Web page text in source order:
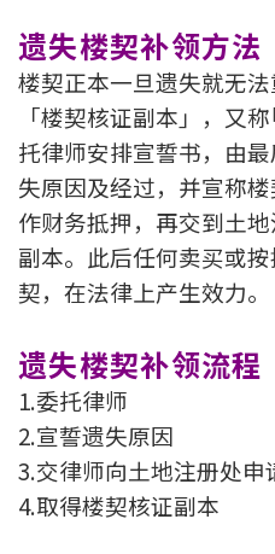
按市新闻
统计数据库
按揭快趣智识
按揭智库
楼按专栏
按揭百科
实时银行资讯
装修·保险优惠
免费装修转介服务
遗失楼契补领方法
楼契正本一旦遗失就无
「楼契核证副本」，又
托律师安排宣誓书，由
失原因及经过，并宣称
作财务抵押，再交到土
副本。此后任何卖买或
契，在法律上产生效力。
遗失楼契补领流程
1.委托律师
2.宣誓遗失原因
3.交律师向土地注册处申
4.取得楼契核证副本